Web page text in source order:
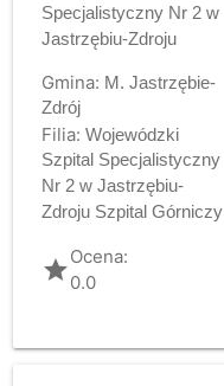
Specjalistyczny Nr 2 w
Jastrzębiu-Zdroju
Gmina: M. Jastrzębie-
Zdrój
Filia: Wojewódzki
Szpital Specjalistyczny
Nr 2 w Jastrzębiu-
Zdroju Szpital Górniczy
gradeOcena:
0.0